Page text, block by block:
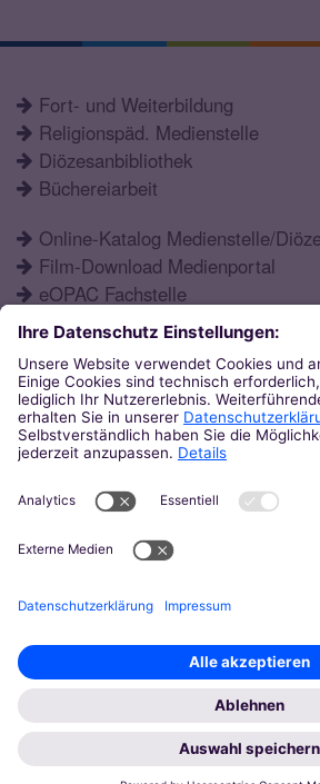
Fort- und Weiterbildung
Religionspäd. Medienstelle
Diözesanbibliothek
Büchereiarbeit
Online-Katalog Medienstelle/
Film-Download Medienportal
eOPAC Fachstelle
Fortbildungsprogramm
Schulformen
Öffnungszeiten
Aktuelles
52066Aachen
ki@bistum-aachen.de
© Bistum Aachen Impressum